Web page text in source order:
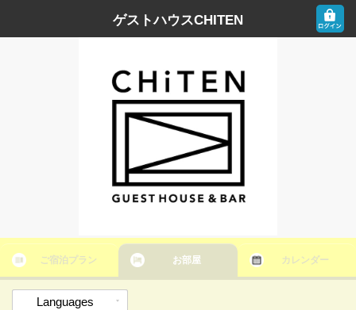
ゲストハウスCHITEN
ご宿泊プラン お部屋 カレンダー
Languages